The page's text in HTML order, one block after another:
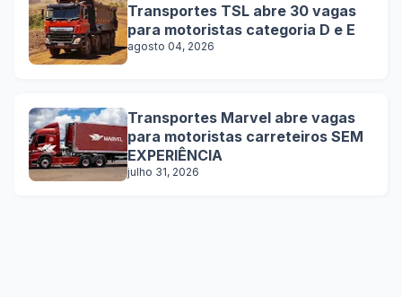
Transportes TSL abre 30 vagas
para motoristas categoria D e E
agosto 04, 2026
Transportes Marvel abre vagas
para motoristas carreteiros SEM
EXPERIÊNCIA
julho 31, 2026